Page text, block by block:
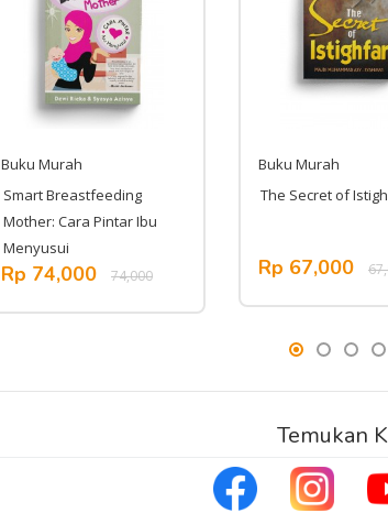
Buku Murah
Smart Breastfeeding
Mother: Cara Pintar Ibu
Menyusui
Rp 74,000 74,000
Buku Murah
The Secret of
Rp 67,000
Temukan